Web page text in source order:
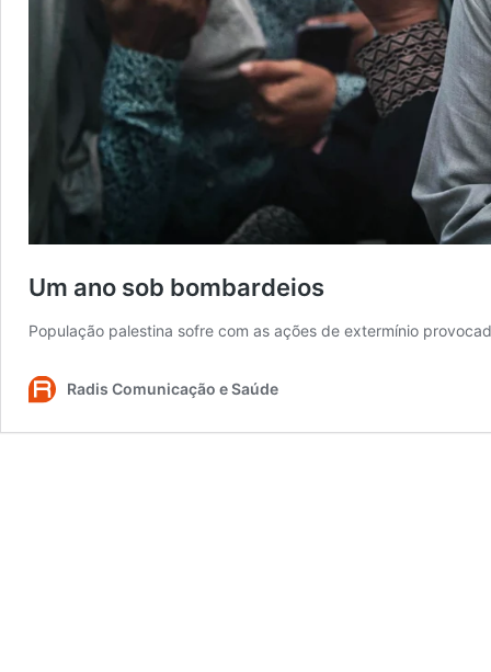
Um ano sob bombardeios
População palestina sofre com as ações de extermínio
Radis Comunicação e Saúde